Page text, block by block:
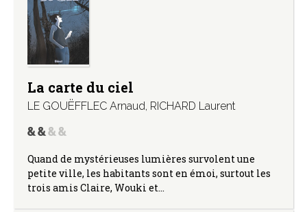
La carte du ciel
LE GOUËFFLEC Arnaud, RICHARD Laurent
Quand de mystérieuses lumières survolent une
petite ville, les habitants sont en émoi, surtout les
trois amis Claire, Wouki et…